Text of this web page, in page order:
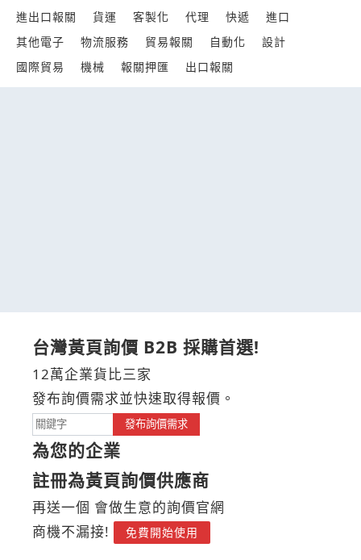
進出口報關
貨運 客製化 代理 快遞
進口
其他電子
物流服務 貿易報關 自動化
設計
國際貿易
機械 報關押匯 出口報關
台灣黃頁詢價 B2B 採購首選!
12萬企業貨比三家
發布詢價需求並快速取得報價。
發布詢價需求
為您的企業
註冊為黃頁詢價供應商
再送一個 會做生意的詢價官網
商機不漏接!
免費開始使用